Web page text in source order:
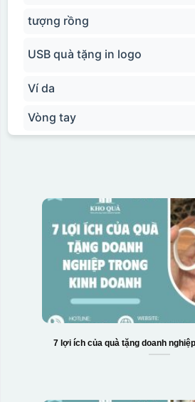
tượng rồng
USB quà tặng in logo
Ví da
Vòng tay
7 lợi ích của quà tặng doanh